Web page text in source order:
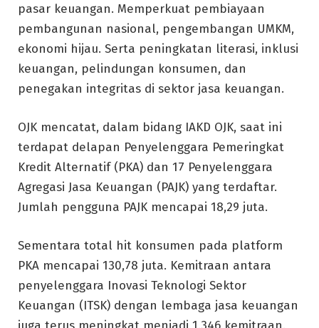
pasar keuangan. Memperkuat pembiayaan
pembangunan nasional, pengembangan UMKM,
ekonomi hijau. Serta peningkatan literasi, inklusi
keuangan, pelindungan konsumen, dan
penegakan integritas di sektor jasa keuangan.
OJK mencatat, dalam bidang IAKD OJK, saat ini
terdapat delapan Penyelenggara Pemeringkat
Kredit Alternatif (PKA) dan 17 Penyelenggara
Agregasi Jasa Keuangan (PAJK) yang terdaftar.
Jumlah pengguna PAJK mencapai 18,29 juta.
Sementara total hit konsumen pada platform
PKA mencapai 130,78 juta. Kemitraan antara
penyelenggara Inovasi Teknologi Sektor
Keuangan (ITSK) dengan lembaga jasa keuangan